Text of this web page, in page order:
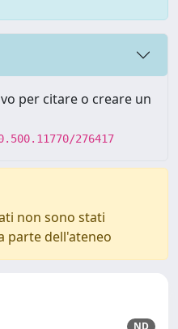
per citare o creare un
276417
non sono stati
parte dell'ateneo